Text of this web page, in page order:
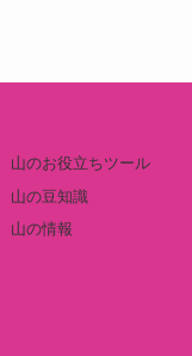
山のお役立ちツール
山の豆知識
山の情報